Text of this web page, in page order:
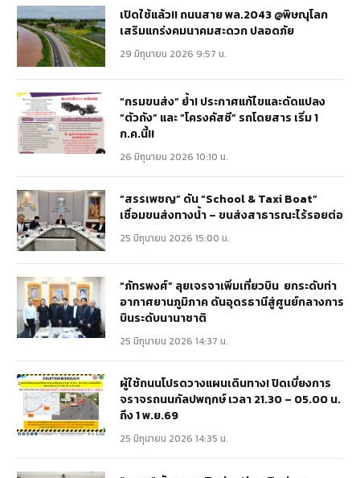
เปิดใช้แล้ว!! ถนนสาย พล.2043 @พิษณุโลก
เสริมแกร่งคมนาคมสะดวก ปลอดภัย
29 มิถุนายน 2026 9:57 น.
“กรมขนส่ง” ย้ำ! ประกาศแก้ไขและดัดแปลง
“ตัวถัง” และ “โครงคัสซี” รถโดยสาร เริ่ม 1
ก.ค.นี้!!
26 มิถุนายน 2026 10:10 น.
“สรรเพชญ” ดัน “School & Taxi Boat”
เชื่อมขนส่งทางน้ำ – ขนส่งสาธารณะไร้รอยต่อ
25 มิถุนายน 2026 15:00 น.
“ภัทรพงศ์” ลุยเจรจาเพิ่มเที่ยวบิน ยกระดับท่า
อากาศยานภูมิภาค ดันอุดรธานีสู่ศูนย์กลางการ
บินระดับนานาชาติ
25 มิถุนายน 2026 14:37 น.
ผู้ใช้ถนนโปรดวางแผนเดินทาง! ปิดเบี่ยงการ
จราจรถนนกัลปพฤกษ์ เวลา 21.30 – 05.00 น.
ถึง 1 พ.ย.69
25 มิถุนายน 2026 14:35 น.